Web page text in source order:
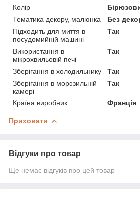
Колір
Тематика декору, малюнка
Без
Підходить для миття в
посудомийній машині
Так
Використання в
мікрохвильовій печі
Так
Зберігання в холодильнику
Так
Зберігання в морозильній
камері
Так
Країна виробник Франція
Приховати
Відгуки про товар
Ще немає відгуків про цей товар